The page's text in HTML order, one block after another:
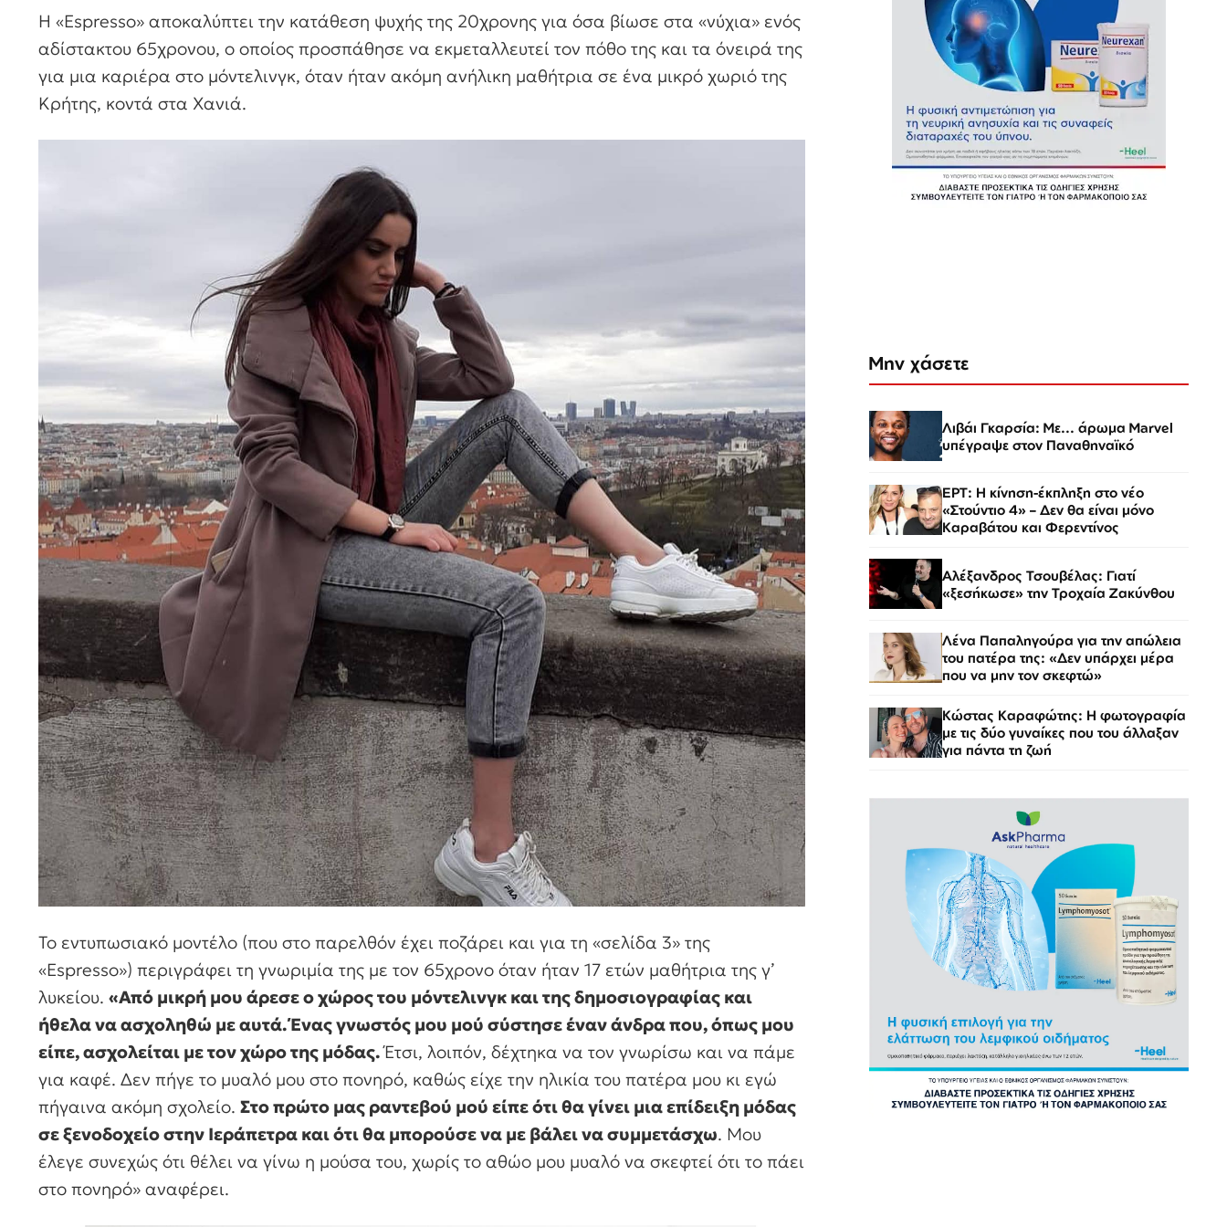
Η «Espresso» αποκαλύπτει την κατάθεση ψυχής της 20χρονης για όσα βίωσε στα «νύχια» ενός
αδίστακτου 65χρονου, ο οποίος προσπάθησε να εκμεταλλευτεί τον πόθο της και τα όνειρά της
για μια καριέρα στο μόντελινγκ, όταν ήταν ακόμη ανήλικη μαθήτρια σε ένα μικρό χωριό της
Κρήτης, κοντά στα Χανιά.
Το εντυπωσιακό μοντέλο (που στο παρελθόν έχει ποζάρει και για τη «σελίδα 3» της
«Εspresso») περιγράφει τη γνωριμία της με τον 65χρονο όταν ήταν 17 ετών μαθήτρια της γ’
λυκείου. «Από μικρή μου άρεσε ο χώρος του μόντελινγκ και της δημοσιογραφίας και
ήθελα να ασχοληθώ με αυτά. Ένας γνωστός μου μού σύστησε έναν άνδρα που, όπως μου
είπε, ασχολείται με τον χώρο της μόδας.Έτσι, λοιπόν, δέχτηκα να τον γνωρίσω και να πάμε
για καφέ. Δεν πήγε το μυαλό μου στο πονηρό, καθώς είχε την ηλικία του πατέρα μου κι εγώ
πήγαινα ακόμη σχολείο. Στο πρώτο μας ραντεβού μού είπε ότι θα γίνει μια επίδειξη μόδας
σε ξενοδοχείο στην Ιεράπετρα και ότι θα μπορούσε να με βάλει να συμμετάσχω. Μου
έλεγε συνεχώς ότι θέλει να γίνω η μούσα του, χωρίς το αθώο μου μυαλό να σκεφτεί ότι το πάει
στο πονηρό» αναφέρει.
Μην χάσετε
Λιβάι Γκαρσία: Με... άρωμα Marvel
υπέγραψε στον Παναθηναϊκό
ΕΡΤ: Η κίνηση-έκπληξη στο νέο
«Στούντιο 4» – Δεν θα είναι μόνο
Καραβάτου και Φερεντίνος
Αλέξανδρος Τσουβέλας: Γιατί
«ξεσήκωσε» την Τροχαία Ζακύνθου
Λένα Παπαληγούρα για την απώλεια
του πατέρα της: «Δεν υπάρχει μέρα
που να μην τον σκεφτώ»
Κώστας Καραφώτης: Η φωτογραφία
με τις δύο γυναίκες που του άλλαξαν
για πάντα τη ζωή